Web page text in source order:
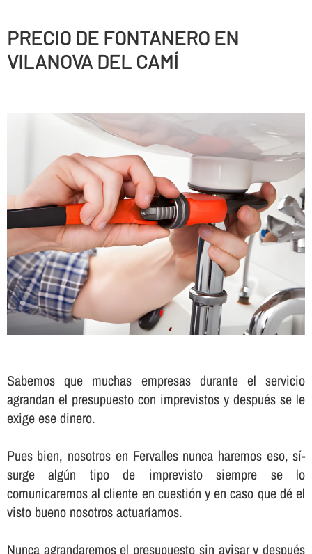
PRECIO DE FONTANERO EN
VILANOVA DEL CAMÍ
Sabemos que muchas empresas durante el servicio
agrandan el presupuesto con imprevistos y después se le
exige ese dinero.
Pues bien, nosotros en Fervalles nunca haremos eso, sí­
surge algún tipo de imprevisto siempre se lo
comunicaremos al cliente en cuestión y en caso que dé el
visto bueno nosotros actuarí­amos.
Nunca agrandaremos el presupuesto sin avisar y después